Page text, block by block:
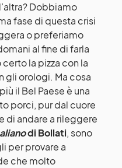
Dobbiamo
fase di questa crisi
o preferiamo
al fine di farla
la pizza con la
gli orologi. Ma cosa
il Bel Paese è una
porci, pur dal cuore
di andare a rileggere
di Bollati, sono
per provare a
che molto